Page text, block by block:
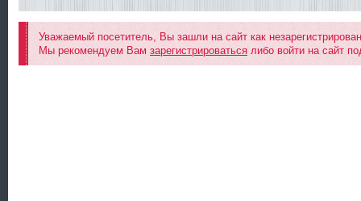
Уважаемый посетитель, Вы зашли на сайт как
Мы рекомендуем Вам зарегистрироваться либо войти на сайт